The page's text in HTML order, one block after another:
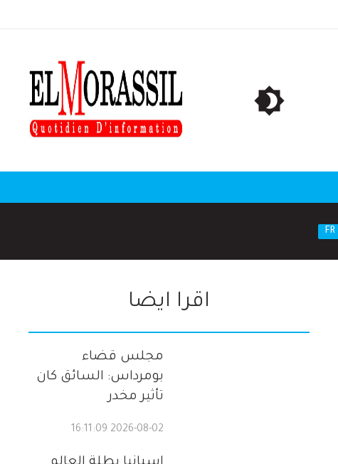
FR
اقرا ايضا
مجلس قضاء
بومرداس: السائق كان
تأثير مخدر
2026-08-02 16:11:09